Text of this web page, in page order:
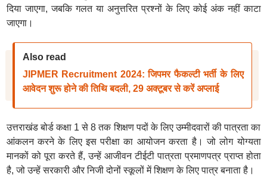
दिया जाएगा, जबकि गलत या अनुत्तरित प्रश्नों के लिए कोई अंक नहीं काटा
जाएगा।
Also read
JIPMER Recruitment 2024: जिपमर फैकल्टी भर्ती के लिए
आवेदन शुरू होने की तिथि बदली, 29 अक्टूबर से करें अप्लाई
उत्तराखंड बोर्ड कक्षा 1 से 8 तक शिक्षण पदों के लिए उम्मीदवारों की पात्रता का
आंकलन करने के लिए इस परीक्षा का आयोजन करता है। जो लोग योग्यता
मानकों को पूरा करते हैं, उन्हें आजीवन टीईटी पात्रता प्रमाणपत्र प्राप्त होता
है, जो उन्हें सरकारी और निजी दोनों स्कूलों में शिक्षण के लिए पात्र बनाता है।